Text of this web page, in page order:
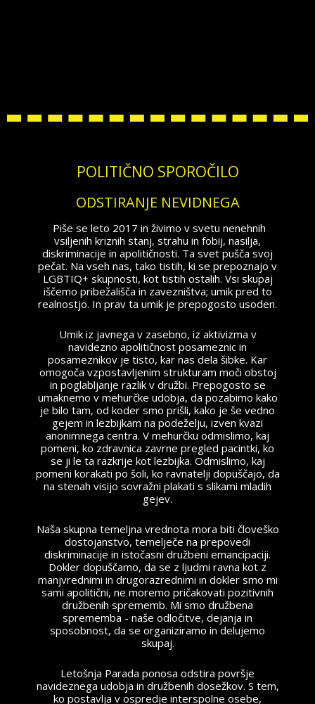
POLITIČNO SPOROČILO
ODSTIRANJE NEVIDNEGA
Piše se leto 2017 in živimo v svetu nenehnih
vsiljenih kriznih stanj, strahu in fobij, nasilja,
diskriminacije in apolitičnosti. Ta svet pušča svoj
pečat. Na vseh nas, tako tistih, ki se prepoznajo v
LGBTIQ+ skupnosti, kot tistih ostalih. Vsi skupaj
iščemo pribežališča in zavezništva; umik pred to
realnostjo. In prav ta umik je prepogosto usoden.
Umik iz javnega v zasebno, iz aktivizma v
navidezno apolitičnost posameznic in
posameznikov je tisto, kar nas dela šibke. Kar
omogoča vzpostavljenim strukturam moči obstoj
in poglabljanje razlik v družbi. Prepogosto se
umaknemo v mehurčke udobja, da pozabimo kako
je bilo tam, od koder smo prišli, kako je še vedno
gejem in lezbijkam na podeželju, izven kvazi
anonimnega centra. V mehurčku odmislimo, kaj
pomeni, ko zdravnica zavrne pregled pacintki, ko
se ji le ta razkrije kot lezbijka. Odmislimo, kaj
pomeni korakati po šoli, ko ravnatelji dopuščajo, da
na stenah visijo sovražni plakati s slikami mladih
gejev.
Naša skupna temeljna vrednota mora biti človeško
dostojanstvo, temelječe na prepovedi
diskriminacije in istočasni družbeni emancipaciji.
Dokler dopuščamo, da se z ljudmi ravna kot z
manjvrednimi in drugorazrednimi in dokler smo mi
sami apolitični, ne moremo pričakovati pozitivnih
družbenih sprememb. Mi smo družbena
sprememba - naše odločitve, dejanja in
sposobnost, da se organiziramo in delujemo
skupaj.
Letošnja Parada ponosa odstira površje
navideznega udobja in družbenih dosežkov. S tem,
ko postavlja v ospredje interspolne osebe,